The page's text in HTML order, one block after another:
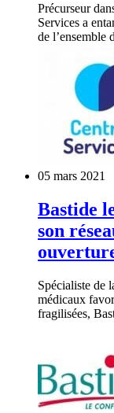
Précurseur
Services a
de l’ensemble
05 mars 2021
Bastide
son
Spécialiste de
médicaux
fragilisées,